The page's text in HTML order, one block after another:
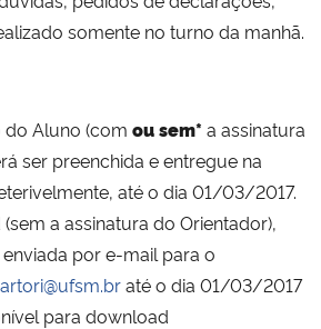
somente no turno da manhã.
do Aluno (com ou sem* a assinatura
ser preenchida e entregue na
até o dia 01/03/2017.
a assinatura do Orientador),
por e-mail para o
até o dia 01/03/2017
para download